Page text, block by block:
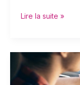
Lire la suite »
Quel
est
le